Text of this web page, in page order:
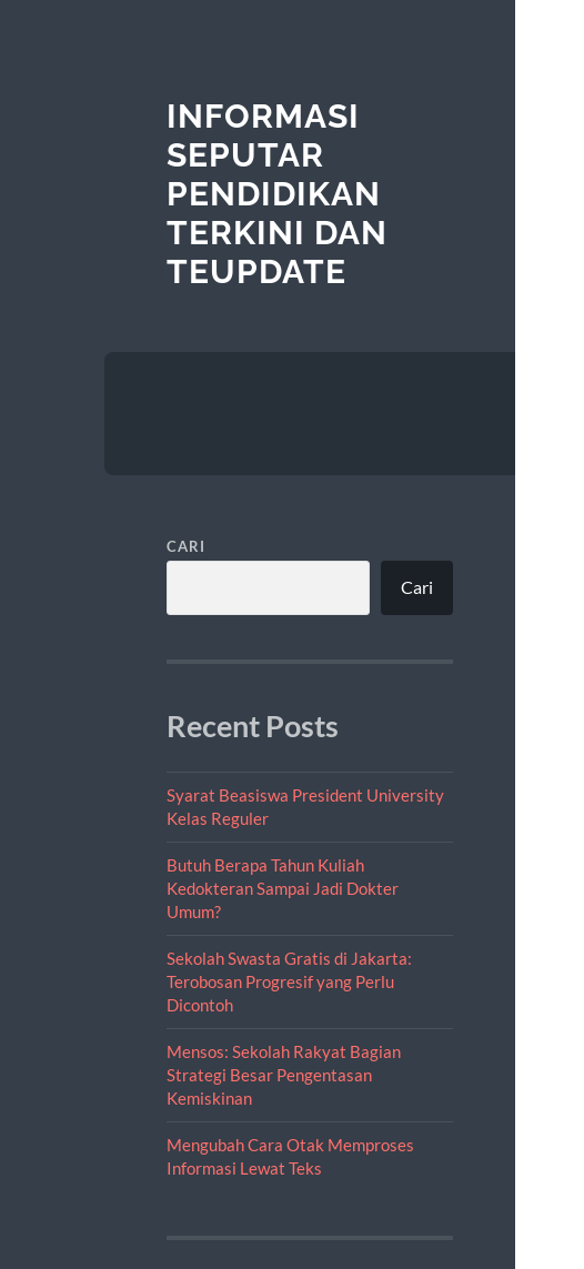
INFORMASI
SEPUTAR
PENDIDIKAN
TERKINI DAN
TEUPDATE
CARI
Cari
Recent Posts
Syarat Beasiswa President University
Kelas Reguler
Butuh Berapa Tahun Kuliah
Kedokteran Sampai Jadi Dokter
Umum?
Sekolah Swasta Gratis di Jakarta:
Terobosan Progresif yang Perlu
Dicontoh
Mensos: Sekolah Rakyat Bagian
Strategi Besar Pengentasan
Kemiskinan
Mengubah Cara Otak Memproses
Informasi Lewat Teks